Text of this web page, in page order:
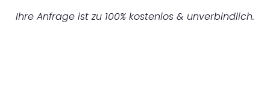
Ihre Anfrage ist zu 100% kostenlos & unverbindlich.